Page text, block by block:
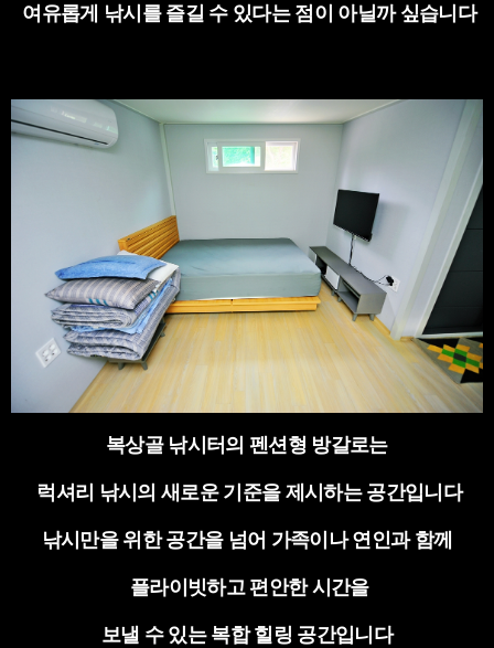
여유롭게 낚시를 즐길 수 있다는 점이 아닐까 싶습니다
복상골 낚시터의 펜션형 방갈로는
럭셔리 낚시의 새로운 기준을 제시하는 공간입니다
낚시만을 위한 공간을 넘어 가족이나 연인과 함께
플라이빗하고 편안한 시간을
보낼 수 있는 복합 힐링 공간입니다